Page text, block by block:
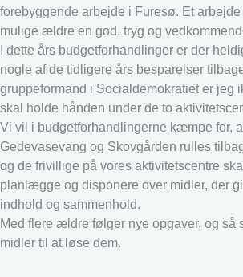
forebyggende arbejde i Furesø. Et
mulige ældre en god, tryg og
I dette års budgetforhandlinger er der
nogle af de tidligere års besparelser
gruppeformand i Socialdemokratiet er jeg
skal holde hånden under de to
Vi vil i budgetforhandlingerne kæmpe for,
Gedevasevang og Skovgården rulles
og de frivillige på vores aktivitetscentre
planlægge og disponere over midler, der
indhold og sammenhold.
Med flere ældre følger nye opgaver, og så
midler til at løse dem.